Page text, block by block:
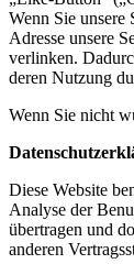
Wenn Sie unsere
Adresse unsere
verlinken.
deren Nutzung
Wenn Sie nicht
Diese Website
Analyse der
übertragen und
anderen